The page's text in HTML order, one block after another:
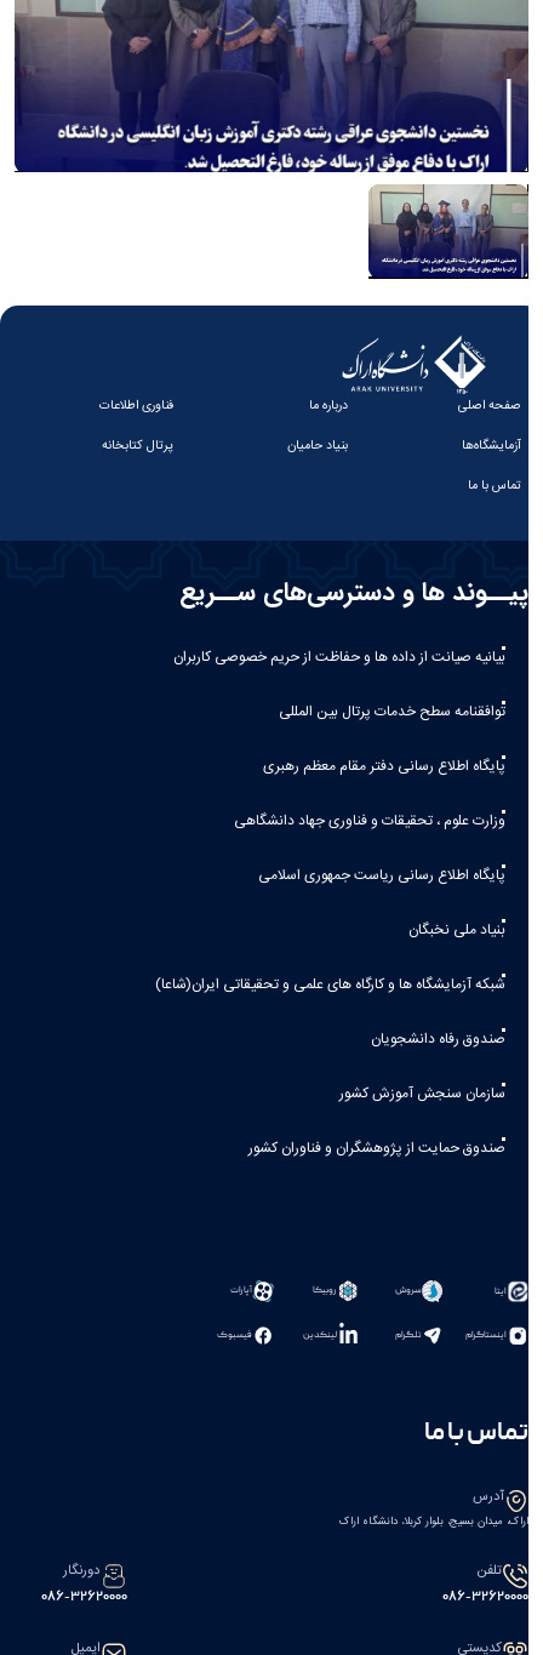
صفحه اصلی درباره ما
فناوری اطلاعات
آزمایشگاه‌ها
بنیاد حامیان
پرتال کتابخانه
تماس با ما
پیــوند ها و دسترسی‌های ســریع
بیانیه صيانت از داده ها و حفاظت از حريم خصوصی كاربران
توافقنامه سطح خدمات پرتال بین المللی
پایگاه اطلاع رسانی دفتر مقام معظم رهبری
وزارت علوم ، تحقیقات و فناوری جهاد دانشگاهی
پایگاه اطلاع رسانی ریاست جمهوری اسلامی
بنیاد ملی نخبگان
شبکه آزمایشگاه ها و کارگاه های علمی و تحقیقاتی ایران(شاعا)
صندوق رفاه دانشجویان
سازمان سنجش آموزش کشور
صندوق حمایت از پژوهشگران و فناوران کشور
ایتا سروش روبیکا آپارات
اینستاگرام تلگرام لینکدین فیسبوک
تماس با ما
آدرس
اراک، میدان بسیج، بلوار کربلا، دانشگاه اراک
تلفن
086-32620000
دورنگار
086-32620000
کدپستی ایمیل